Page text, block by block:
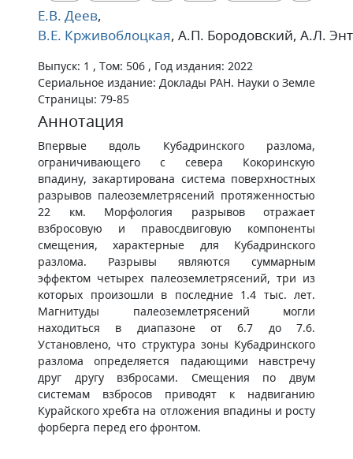
Е.В. Деев,
В.Е. Крживоблоцкая, А.П. Бородовский, А.Л.
Выпуск: 1 , Том: 506 , Год издания: 2022
Сериальное издание: Доклады РАН. Науки о Земле
Страницы: 79-85
Аннотация
Впервые вдоль Кубадринского разлома,
ограничивающего с севера Кокоринскую
впадину, закартирована система поверхностных
разрывов палеоземлетрясений протяженностью
22 км. Морфология разрывов отражает
взбросовую и правосдвиговую компоненты
смещения, характерные для Кубадринского
разлома. Разрывы являются суммарным
эффектом четырех палеоземлетрясений, три из
которых произошли в последние 1.4 тыс. лет.
Магнитуды палеоземлетрясений могли
находиться в диапазоне от 6.7 до 7.6.
Установлено, что структура зоны Кубадринского
разлома определяется падающими навстречу
друг другу взбросами. Смещения по двум
системам взбросов приводят к надвиганию
Курайского хребта на отложения впадины и росту
форберга перед его фронтом.